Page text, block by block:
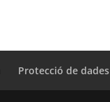
Protecció de dades